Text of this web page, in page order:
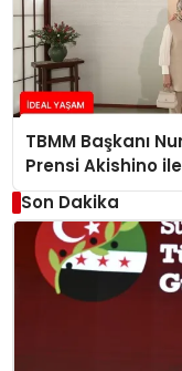
TBMM Başkanı
Prensi Akishino
Son Dakika